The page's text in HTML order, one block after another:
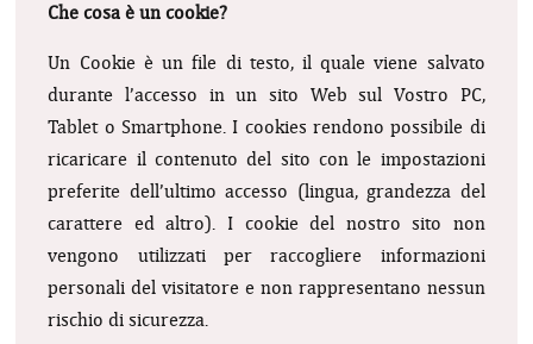
Che cosa è un cookie?
Un Cookie è un file di testo, il quale viene salvato
durante l’accesso in un sito Web sul Vostro PC,
Tablet o Smartphone. I cookies rendono possibile di
ricaricare il contenuto del sito con le impostazioni
preferite dell’ultimo accesso (lingua, grandezza del
carattere ed altro). I cookie del nostro sito non
vengono utilizzati per raccogliere informazioni
personali del visitatore e non rappresentano nessun
rischio di sicurezza.